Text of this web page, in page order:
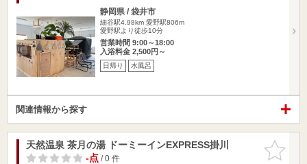
静岡県 / 袋井市
細谷駅4.98km 愛野駅806m
愛野駅より徒歩10分
営業時間 9:00～18:00
入浴料金 2,500円～
日帰り 水風呂
関連情報から探す
お気に入
りに追加
天然温泉 茶月の湯 ドーミーインEXPRESS掛川
-点/ 0 件